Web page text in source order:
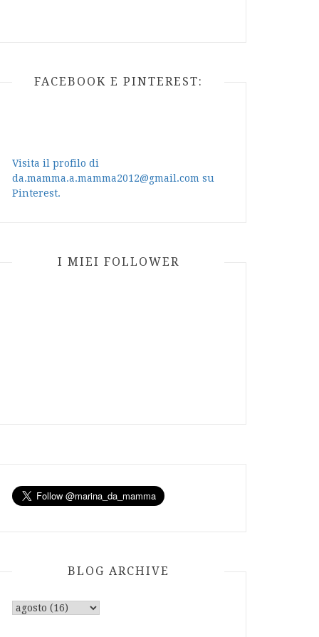
FACEBOOK E PINTEREST:
Visita il profilo di
da.mamma.a.mamma2012@gmail.com su
Pinterest.
I MIEI FOLLOWER
BLOG ARCHIVE